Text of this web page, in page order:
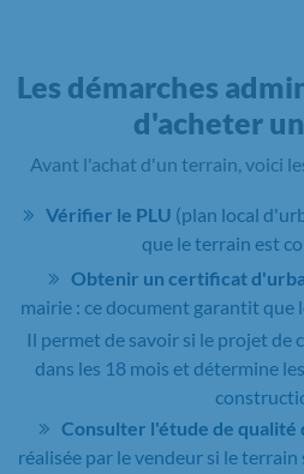
Les démarches
d'acheter
Avant l'achat d'un terrain, voici
Vérifier le PLU (plan local
que le terrain est
Obtenir un certificat
mairie : ce document garantit que
Il permet de savoir si le projet de
dans les 18 mois et détermine
Consulter l'étude de qualité
réalisée par le vendeur si le terrain